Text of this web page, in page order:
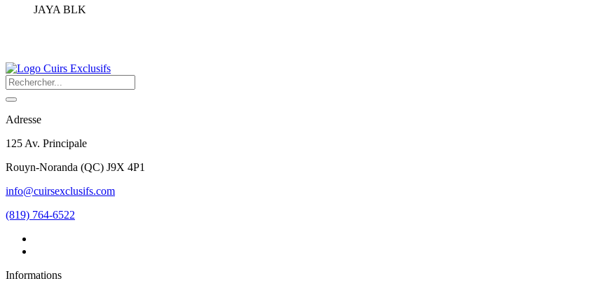
JAYA BLK
Adresse
125 Av. Principale
Rouyn-Noranda (QC) J9X 4P1
info@cuirsexclusifs.com
(819) 764-6522
Informations